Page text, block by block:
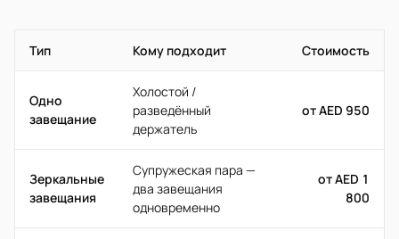
Тип Кому подходит Стоимость
Одно
завещание
Холостой /
разведённый
держатель
от AED 950
Зеркальные
завещания
Супружеская пара —
два завещания
одновременно
от AED 1
800